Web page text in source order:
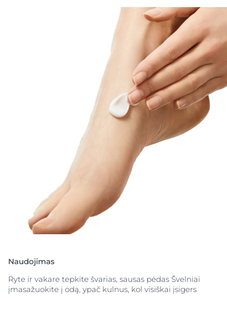
tyrimai rodo, kad šis kremas, papildytas šlapalu,
keramidais ir kitais natūraliais drėkinamaisiais
faktoriais (NMF) iš karto intensyviai sudrėkina odą –
drėkinamasis poveikis juntamas iki 48 valandų.
Kremas neleidžia toliau mažėti odos drėgmės lygiui,
sustiprina natūralų odos lipidų barjerą, nuramina ypač
sausą odą ir atkuria suskilinėjusias kulnų sritis. Tinka
turintiems brandžią odą ir sergantiems kseroze,
žvyneline, cukriniu diabetu. Tai puiki papildomos
Naudojimas
Ryte ir vakare tepkite švarias, sausas pėdas Švelniai
įmasažuokite į odą, ypač kulnus, kol visiškai įsigers